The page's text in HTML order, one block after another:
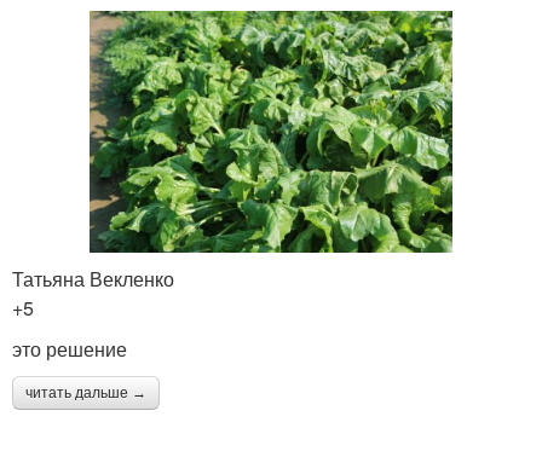
Татьяна Векленко
+5
это решение
читать дальше →